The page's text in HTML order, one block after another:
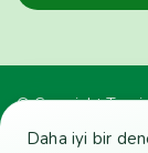
Daha iyi bir
© Copyright